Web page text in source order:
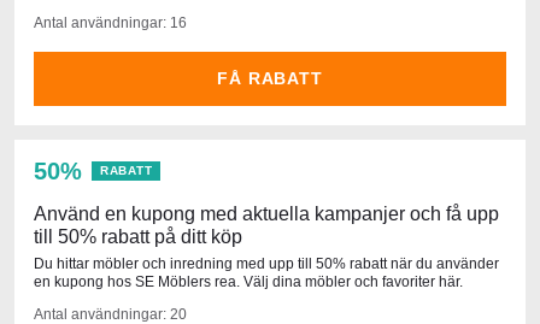
Antal användningar: 16
FÅ RABATT
50% RABATT
Använd en kupong med aktuella kampanjer och få upp
till 50% rabatt på ditt köp
Du hittar möbler och inredning med upp till 50% rabatt när du använder
en kupong hos SE Möblers rea. Välj dina möbler och favoriter här.
Antal användningar: 20